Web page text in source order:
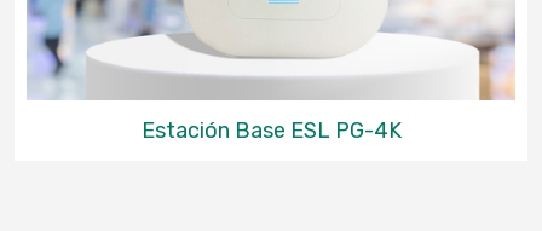
Estación Base ESL PG-4K